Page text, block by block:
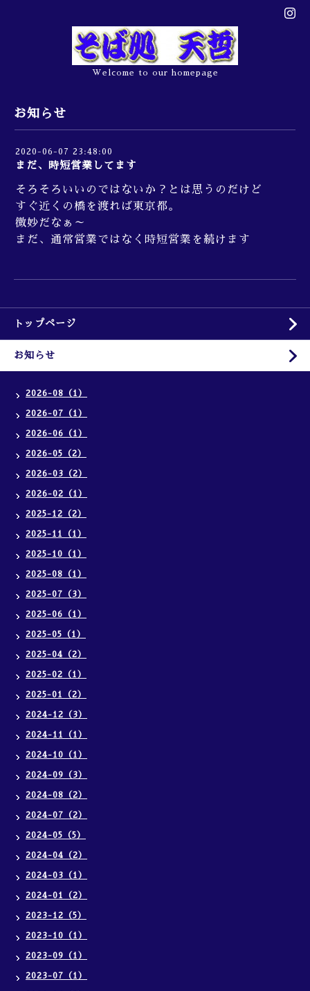
Welcome to our homepage
お知らせ
2020-06-07 23:48:00
まだ、時短営業してます
そろそろいいのではないか？とは思うのだけど
すぐ近くの橋を渡れば東京都。
微妙だなぁ～
まだ、通常営業ではなく時短営業を続けます
トップページ
お知らせ
2026-08（1）
2026-07（1）
2026-06（1）
2026-05（2）
2026-03（2）
2026-02（1）
2025-12（2）
2025-11（1）
2025-10（1）
2025-08（1）
2025-07（3）
2025-06（1）
2025-05（1）
2025-04（2）
2025-02（1）
2025-01（2）
2024-12（3）
2024-11（1）
2024-10（1）
2024-09（3）
2024-08（2）
2024-07（2）
2024-05（5）
2024-04（2）
2024-03（1）
2024-01（2）
2023-12（5）
2023-10（1）
2023-09（1）
2023-07（1）